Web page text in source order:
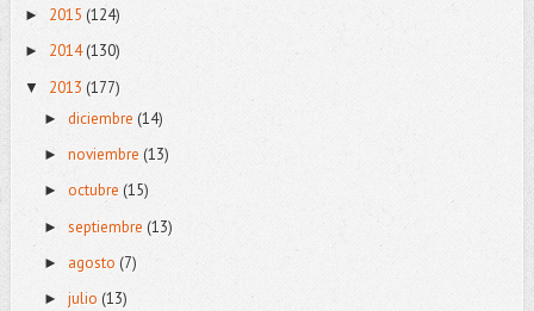
► 2015 (124)
► 2014(130)
▼ 2013 (177)
► diciembre (14)
► noviembre (13)
► octubre (15)
► septiembre (13)
► agosto (7)
► julio (13)